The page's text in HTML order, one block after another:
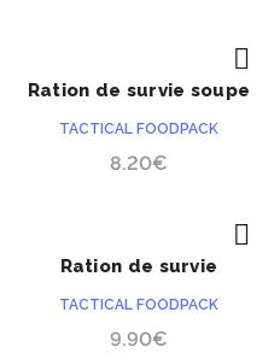
ACHETER
Ration de survie soupe
TACTICAL FOODPACK
8.20€
ACHETER
Ration de survie
TACTICAL FOODPACK
9.90€